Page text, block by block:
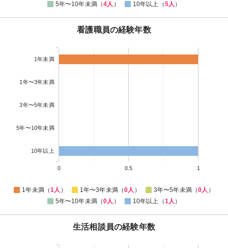
5年〜10年未満（4人 ） 10年以上（5人 ）
看護職員の経験年数
1年未満
1年〜3年未満
3年〜5年未満
5年〜10年未満
10年以上
0 0.5 1
1年未満（1人 ） 1年〜3年未満（0人 ） 3年〜5年未満（0人 ）
5年〜10年未満（0人 ） 10年以上（1人 ）
生活相談員の経験年数